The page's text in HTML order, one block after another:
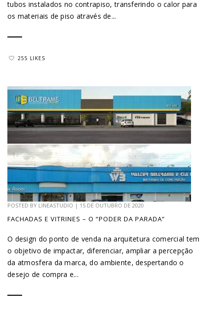
tubos instalados no contrapiso, transferindo o calor para
os materiais de piso através de...
255 LIKES
POSTED BY LINEASTUDIO | 15 DE OUTUBRO DE 2020
FACHADAS E VITRINES – O “PODER DA PARADA”
O design do ponto de venda na arquitetura comercial tem
o objetivo de impactar, diferenciar, ampliar a percepção
da atmosfera da marca, do ambiente, despertando o
desejo de compra e...